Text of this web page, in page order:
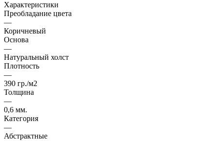
Характеристики
Преобладание цвета
—
Коричневый
Основа
—
Натуральный холст
Плотность
—
390 гр./м2
Толщина
—
0,6 мм.
Категория
—
Абстрактные